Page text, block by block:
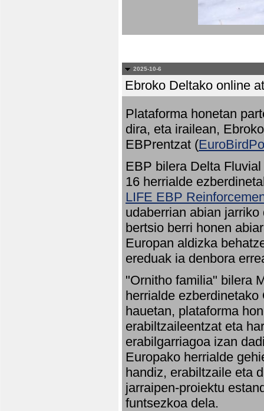
2025-10-6
Ebroko Deltako online
Plataforma honetan
dira, eta irailean,
EBPrentzat (
EBP bilera Delta
16 herrialde
LIFE EBP
udaberrian abian
bertsio berri honen
Europan aldizka
ereduak ia denbora
"Ornitho familia" bilera
herrialde
hauetan, plataforma
erabiltzaileentzat eta
erabilgarriagoa izan
Europako herrialde
handiz, erabiltzaile eta
jarraipen-proiektu
funtsezkoa dela.